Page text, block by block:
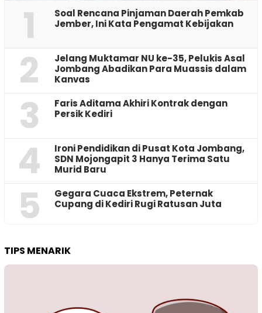
1
‎Soal Rencana Pinjaman Daerah Pemkab
Jember, Ini Kata Pengamat Kebijakan ‎
2
Jelang Muktamar NU ke-35, Pelukis Asal
Jombang Abadikan Para Muassis dalam
Kanvas
3
Faris Aditama Akhiri Kontrak dengan
Persik Kediri
4
Ironi Pendidikan di Pusat Kota Jombang,
SDN Mojongapit 3 Hanya Terima Satu
Murid Baru
5
‎Gegara Cuaca Ekstrem, Peternak
Cupang di Kediri Rugi Ratusan Juta
TIPS MENARIK